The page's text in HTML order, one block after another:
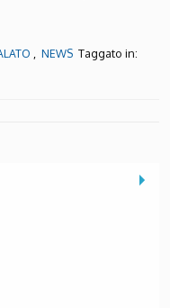
, NEWS Taggato in: